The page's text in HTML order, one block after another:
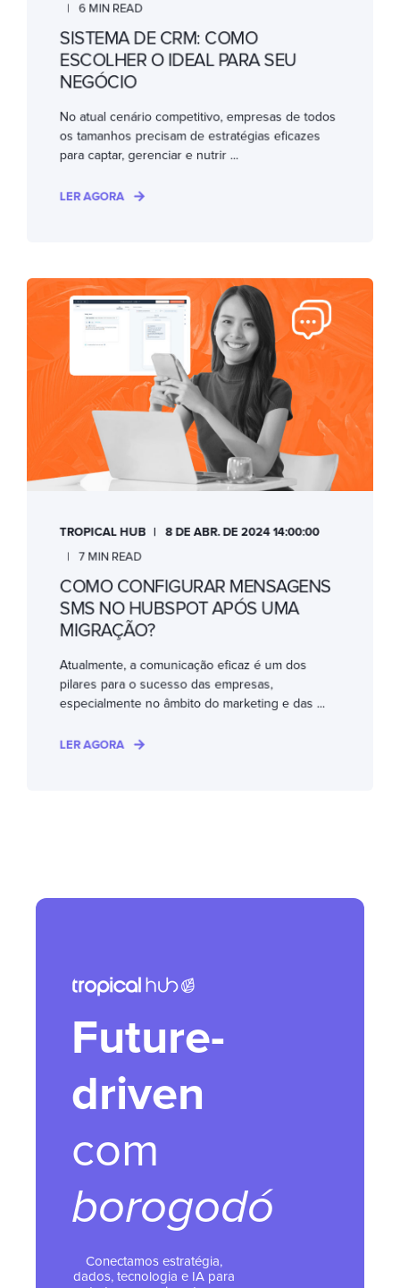
6 MIN READ
SISTEMA DE CRM: COMO
ESCOLHER O IDEAL PARA SEU
NEGÓCIO
No atual cenário competitivo, empresas de todos
os tamanhos precisam de estratégias eficazes
para captar, gerenciar e nutrir ...
LER AGORA
TROPICAL HUB
8 DE ABR. DE 2024 14:00:00
7 MIN READ
COMO CONFIGURAR MENSAGENS
SMS NO HUBSPOT APÓS UMA
MIGRAÇÃO?
Atualmente, a comunicação eficaz é um dos
pilares para o sucesso das empresas,
especialmente no âmbito do marketing e das ...
LER AGORA
Future-
driven
com
borogodó
Conectamos estratégia,
dados, tecnologia e IA para